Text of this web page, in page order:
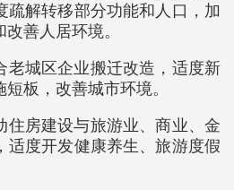
疏解转移部分功能和人口，加
善人居环境。
老城区企业搬迁改造，适度新
板，改善城市环境。
住房建设与旅游业、商业、金
适度开发健康养生、旅游度假